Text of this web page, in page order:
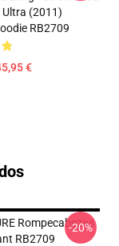
(2011)
RB2709
€
Rompecabezas
RB2709
-20%